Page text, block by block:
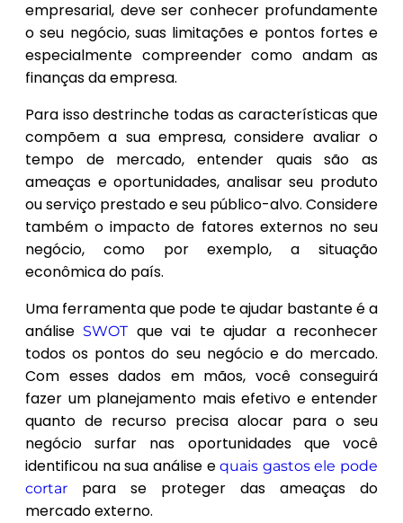
empresarial, deve ser conhecer profundamente
o seu negócio, suas limitações e pontos fortes e
especialmente compreender como andam as
finanças da empresa.
Para isso destrinche todas as características que
compõem a sua empresa, considere avaliar o
tempo de mercado, entender quais são as
ameaças e oportunidades, analisar seu produto
ou serviço prestado e seu público-alvo. Considere
também o impacto de fatores externos no seu
negócio, como por exemplo, a situação
econômica do país.
Uma ferramenta que pode te ajudar bastante é a
análise SWOTque vai te ajudar a reconhecer
todos os pontos do seu negócio e do mercado.
Com esses dados em mãos, você conseguirá
fazer um planejamento mais efetivo e entender
quanto de recurso precisa alocar para o seu
negócio surfar nas oportunidades que você
identificou na sua análise equais gastos ele pode
cortar para se proteger das ameaças do
mercado externo.